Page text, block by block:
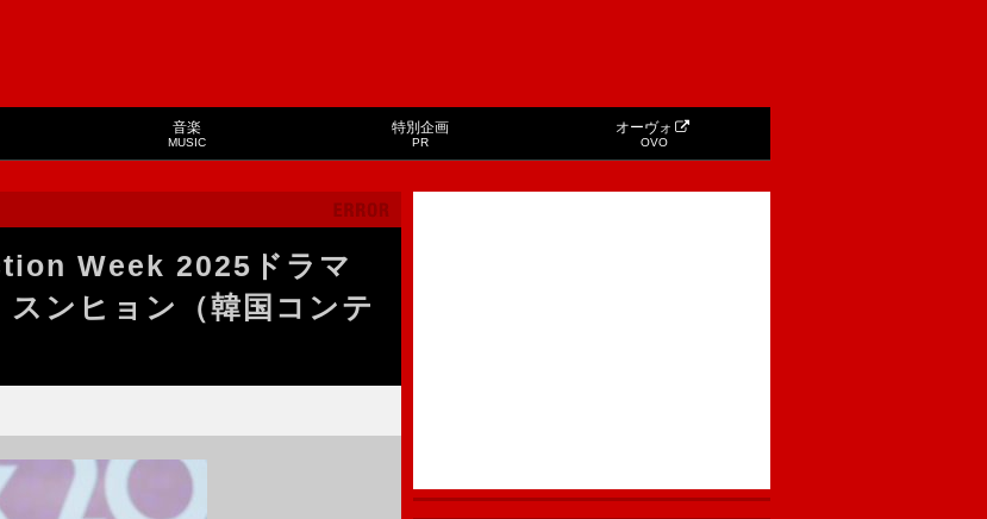
音楽
MUSIC
特別企画
PR
オーヴォ
OVO
Week 2025ドラマ
ンヒョン（韓国コンテ